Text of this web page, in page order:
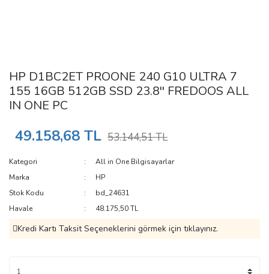
HP D1BC2ET PROONE 240 G10 ULTRA 7
155 16GB 512GB SSD 23.8'' FREDOOS ALL
IN ONE PC
49.158,68 TL 53.144,51 TL
Kategori
All in One Bilgisayarlar
Marka
HP
Stok Kodu
bd_24631
Havale
48.175,50 TL
Kredi Kartı Taksit Seçeneklerini görmek için tıklayınız.